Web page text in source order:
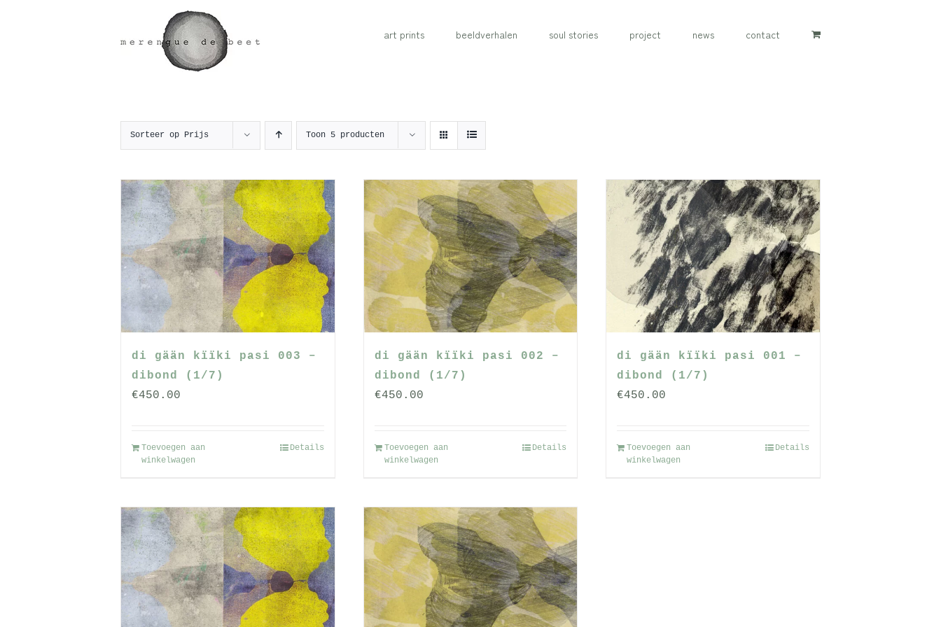
art prints beeldverhalen soul stories project news contact
Sorteer op Prijs Toon 5 producten
di gään kïïki pasi 003 –
dibond (1/7)
€450.00
Toevoegen aan
winkelwagen
Details
di gään kïïki pasi 002 –
dibond (1/7)
€450.00
Toevoegen aan
winkelwagen
Details
di gään kïïki pasi 001 –
dibond (1/7)
€450.00
Toevoegen aan
winkelwagen
Details